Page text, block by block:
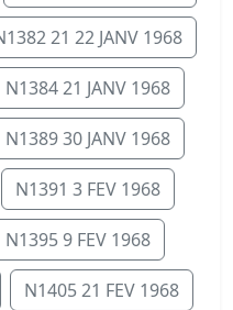
21 22 JANV 1968
N1384 21 JANV 1968
N1389 30 JANV 1968
N1391 3 FEV 1968
N1395 9 FEV 1968
N1405 21 FEV 1968